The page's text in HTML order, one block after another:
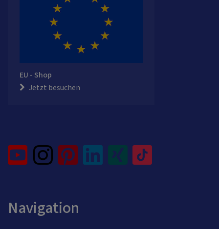
EU - Shop
Jetzt besuchen
Navigation